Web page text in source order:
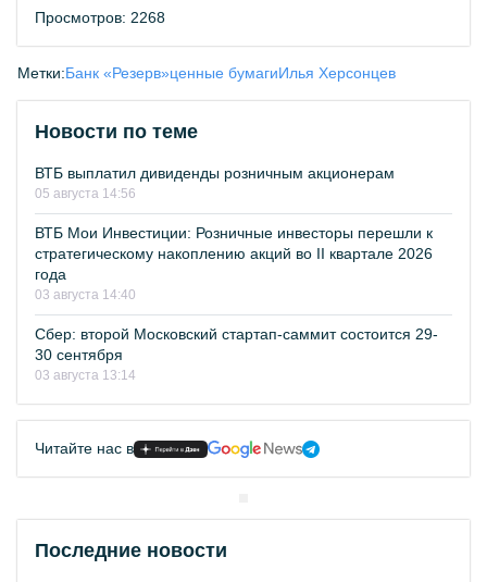
Просмотров: 2268
Метки:Банк «Резерв»ценные бумагиИлья Херсонцев
Новости по теме
ВТБ выплатил дивиденды розничным акционерам
05 августа 14:56
ВТБ Мои Инвестиции: Розничные инвесторы перешли к
стратегическому накоплению акций во II квартале 2026
года
03 августа 14:40
Сбер: второй Московский стартап-саммит состоится 29-
30 сентября
03 августа 13:14
Читайте нас в
Последние новости